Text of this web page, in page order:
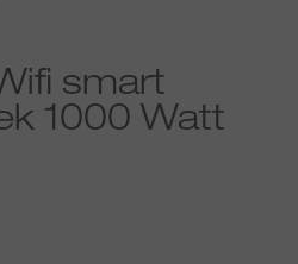
smart
1000 Watt